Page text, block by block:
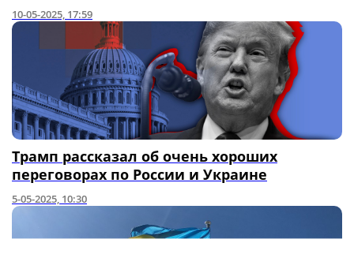
10-05-2025, 17:59
Трамп рассказал об очень хороших
переговорах по России и Украине
5-05-2025, 10:30